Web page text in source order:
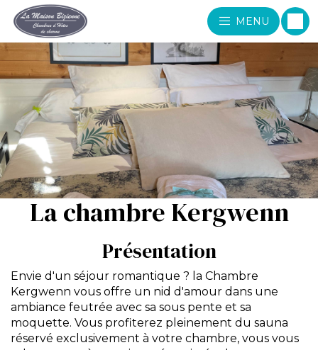
MENU
La chambre Kergwenn
Présentation
Envie d'un séjour romantique ? la Chambre
Kergwenn vous offre un nid d'amour dans une
ambiance feutrée avec sa sous pente et sa
moquette. Vous profiterez pleinement du sauna
réservé exclusivement à votre chambre, vous vous